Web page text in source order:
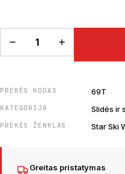
PREKĖS KODAS 69T
KATEGORIJA Slidės ir
PREKĖS ŽENKLAS Star Ski
Greitas pristatymas